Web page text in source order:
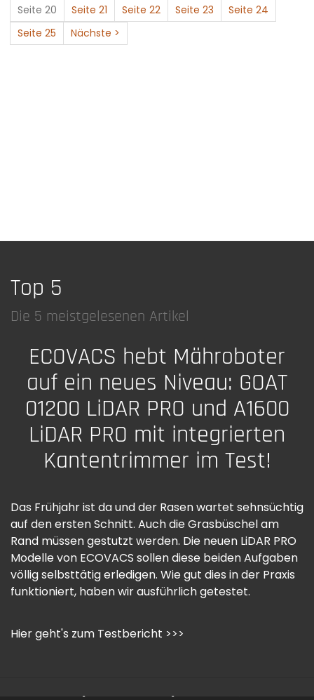
Seite 20
Seite 21 Seite 22 Seite 23
Seite 24
Seite 25
Nächste >
Top 5
Die 5 meistgelesenen Artikel
ECOVACS hebt Mähroboter
auf ein neues Niveau: GOAT
01200 LiDAR PRO und A1600
LiDAR PRO mit integrierten
Kantentrimmer im Test!
Das Frühjahr ist da und der Rasen wartet sehnsüchtig
auf den ersten Schnitt. Auch die Grasbüschel am
Rand müssen gestutzt werden. Die neuen LiDAR PRO
Modelle von ECOVACS sollen diese beiden Aufgaben
völlig selbsttätig erledigen. Wie gut dies in der Praxis
funktioniert, haben wir ausführlich getestet.
Hier geht's zum Testbericht >>>